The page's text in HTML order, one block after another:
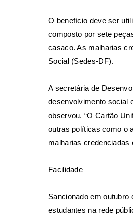
O benefício deve ser
composto por sete
casaco. As malharias
Social (Sedes-DF).
A secretária de
desenvolvimento social
observou. “O Cartão
outras políticas como o
malharias
Facilidade
Sancionado em
estudantes na rede